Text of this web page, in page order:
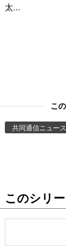
People
太...
こ
共同通信ニュース
このシリ